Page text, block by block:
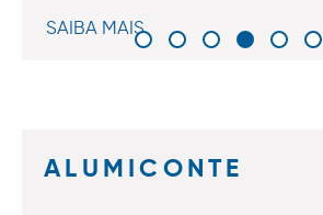
SAIBA MAIS
ALUMICONTE